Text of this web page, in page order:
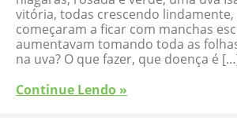
vitória, todas crescendo lindamente,
começaram a ficar com manchas
aumentavam tomando toda as
na uva? O que fazer, que doença é
Continue Lendo »